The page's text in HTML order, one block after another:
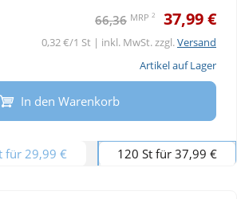
66,36 MRP 2 37,99 €
0,32 €/1 St | inkl. MwSt. zzgl.Versand
Artikel auf Lager
In den Warenkorb
für 29,99 € 120 St für 37,99 €